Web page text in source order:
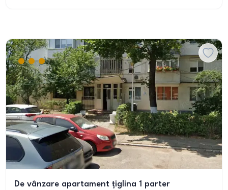
De vânzare apartament țiglina 1 parter